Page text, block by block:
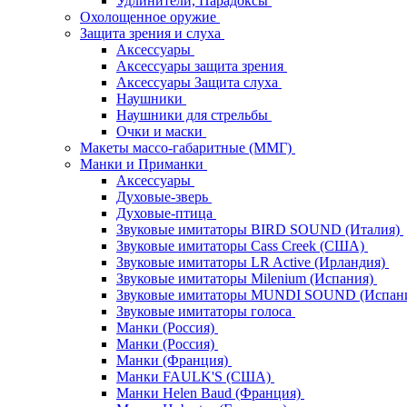
Охолощенное оружие
Защита зрения и слуха
Аксессуары
Аксессуары защита зрения
Аксессуары Защита слуха
Наушники
Наушники для стрельбы
Очки и маски
Макеты массо-габаритные (ММГ)
Манки и Приманки
Аксессуары
Духовые-зверь
Духовые-птица
Звуковые имитаторы BIRD SOUND (Италия)
Звуковые имитаторы Cass Creek (США)
Звуковые имитаторы LR Active (Ирландия)
Звуковые имитаторы Milenium (Испания)
Звуковые имитаторы MUNDI SOUND
Звуковые имитаторы голоса
Манки (Россия)
Манки (Россия)
Манки (Франция)
Манки FAULK'S (США)
Манки Helen Baud (Франция)